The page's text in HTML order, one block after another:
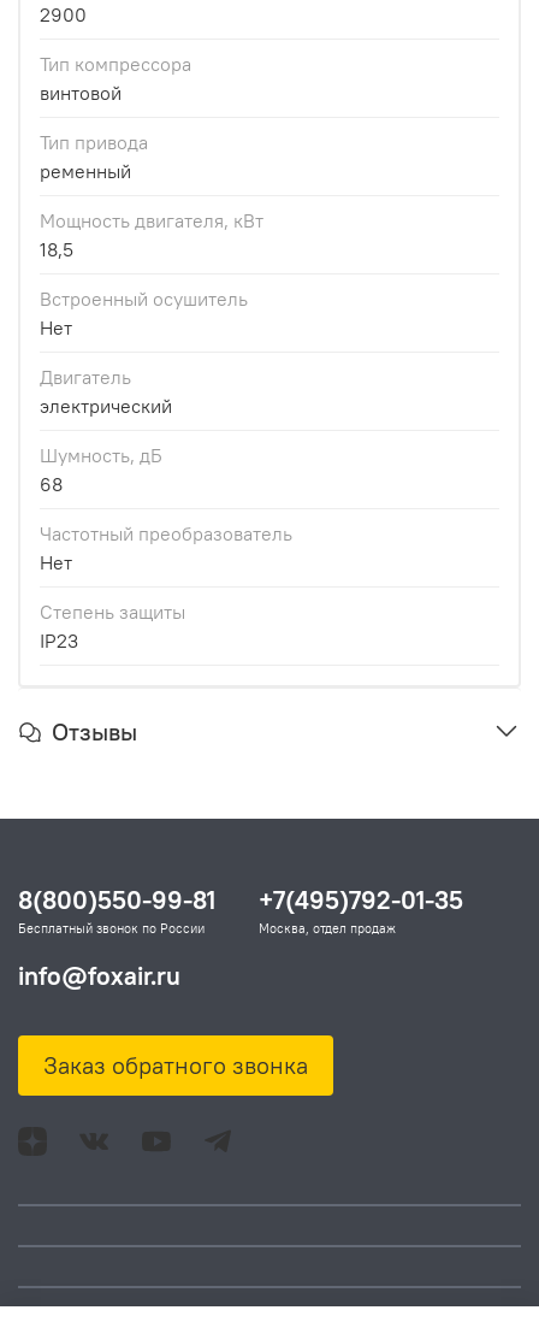
2900
Тип компрессора
винтовой
Тип привода
ременный
Мощность двигателя, кВт
18,5
Встроенный осушитель
Нет
Двигатель
электрический
Шумность, дБ
68
Частотный преобразователь
Нет
Степень защиты
IP23
Отзывы
Адрес: Москва, ул.
8(800)550-99-81
Бесплатный звонок по России
+7(495)792-01-35
Москва, отдел продаж
info@foxair.ru
Заказ обратного звонка